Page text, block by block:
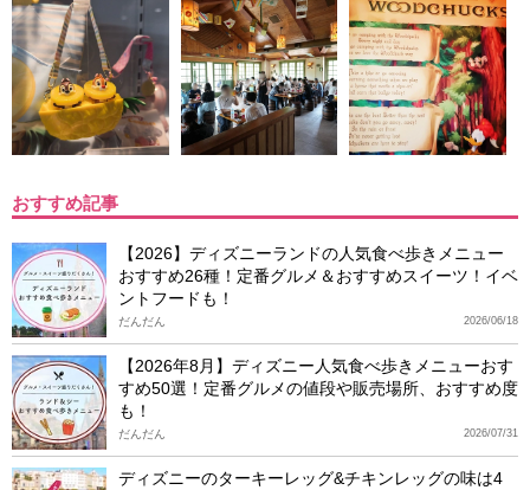
おすすめ記事
【2026】ディズニーランドの人気食べ歩きメニュー
おすすめ26種！定番グルメ＆おすすめスイーツ！イベ
ントフードも！
2026/06/18
だんだん
【2026年8月】ディズニー人気食べ歩きメニューおす
すめ50選！定番グルメの値段や販売場所、おすすめ度
も！
2026/07/31
だんだん
ディズニーのターキーレッグ&チキンレッグの味は4